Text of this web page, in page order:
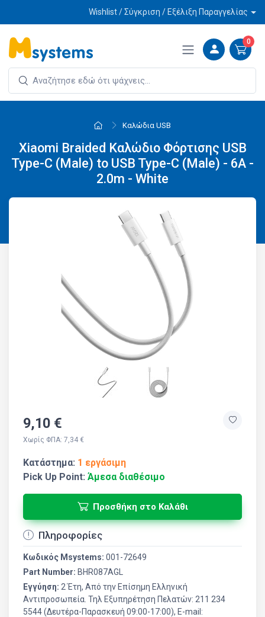
Wishlist / Σύγκριση / Εξέλιξη Παραγγελίας
0
Καλώδια USB
Xiaomi Braided Καλώδιο Φόρτισης USB
Type-C (Male) to USB Type-C (Male) - 6A -
2.0m - White
9,10 €
Χωρίς ΦΠΑ: 7,34 €
Κατάστημα: 1 εργάσιμη
Pick Up Point: Άμεσα διαθέσιμο
Προσθήκη στο Καλάθι
Πληροφορίες
Κωδικός Msystems: 001-72649
Part Number: BHR087AGL
Εγγύηση: 2 Έτη, Από την Επίσημη Ελληνική
Aντιπροσωπεία. Τηλ Εξυπηρέτηση Πελατών: 211 234
5544 (Δευτέρα-Παρασκευή 09:00-17:00), E-mail: